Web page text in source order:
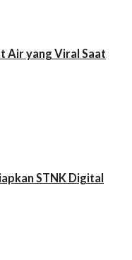
Air yang Viral Saat
STNK Digital